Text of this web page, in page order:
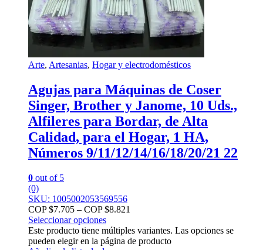
Arte, Artesanias, Hogar y electrodomésticos
Agujas para Máquinas de Coser
Singer, Brother y Janome, 10 Uds.,
Alfileres para Bordar, de Alta
Calidad, para el Hogar, 1 HA,
Números 9/11/12/14/16/18/20/21 22
0 out of 5
(0)
SKU: 1005002053569556
COP $7.705 – COP $8.821
Seleccionar opciones
Este producto tiene múltiples variantes. Las opciones se
pueden elegir en la página de producto